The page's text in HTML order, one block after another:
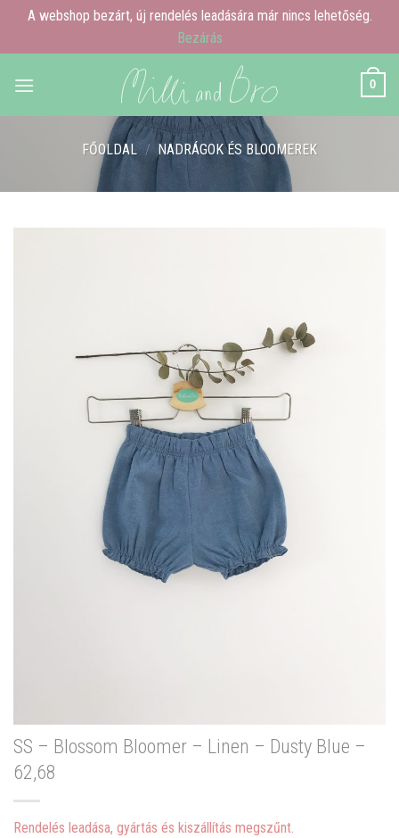
A webshop bezárt, új rendelés leadására már nincs lehetőség.
Bezárás
0
FŐOLDAL / NADRÁGOK ÉS BLOOMEREK
SS – Blossom Bloomer – Linen – Dusty Blue –
62,68
Rendelés leadása, gyártás és kiszállítás megszűnt.